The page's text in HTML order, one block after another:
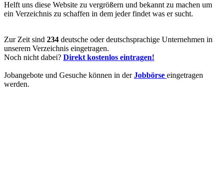
Helft uns diese Website zu vergrößern und bekannt zu machen um
ein Verzeichnis zu schaffen in dem jeder findet was er sucht.
Zur Zeit sind 234 deutsche oder deutschsprachige Unternehmen in
unserem Verzeichnis eingetragen.
Noch nicht dabei? Direkt kostenlos eintragen!
Jobangebote und Gesuche können in derJobbörse eingetragen
werden.